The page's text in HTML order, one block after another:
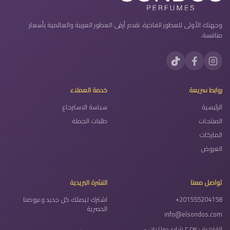
وجهتك الأولى للعطور الفاخرة. نقدم أرقى العطور العربية والعالمية بأسعار
منافسة.
روابط سريعة
الرئيسية
المنتجات
الماركات
العروض
خدمة العملاء
سياسة الاسترجاع
طلبات الجملة
تواصل معنا
+201555204158
info@elsondos.com
النشرة البريدية
اشترك ليصلك كل جديد وعروضنا
الحصرية